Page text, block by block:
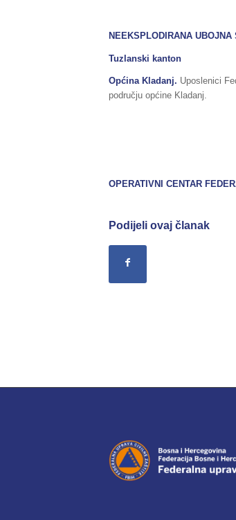
NEEKSPLODIRANA UBOJNA
Tuzlanski kanton
Općina Kladanj. Uposlenici
području općine Kladanj.
OPERATIVNI CENTAR
Podijeli ovaj članak